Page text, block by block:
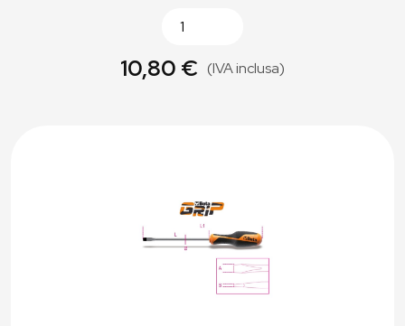
10,80 € (IVA inclusa)